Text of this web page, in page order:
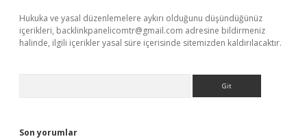
Hukuka ve yasal düzenlemelere aykırı olduğunu düşündüğünüz
içerikleri, backlinkpanelicomtr@gmail.com adresine bildirmeniz
halinde, ilgili içerikler yasal süre içerisinde sitemizden kaldırılacaktır.
Son yorumlar